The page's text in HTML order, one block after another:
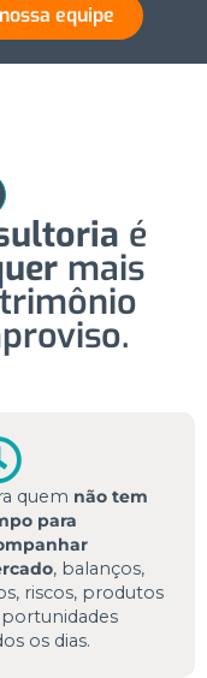
equipe
é
mais
quem não tem
para
, balanços,
riscos, produtos
os dias.